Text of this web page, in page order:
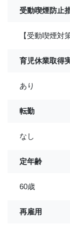
受動喫煙防止
【受動喫煙対
育児休業取得
あり
転勤
なし
定年齢
60歳
再雇用